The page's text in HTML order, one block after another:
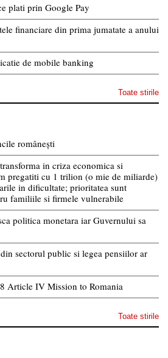
plati prin Google Pay
financiare din prima jumatate a anului
de mobile banking
Toate stirile
românești
in criza economica si
pregatiti cu 1 trilion (o mie de miliarde)
in dificultate; prioritatea sunt
familiile si firmele vulnerabile
politica monetara iar Guvernului sa
sectorul public si legea pensiilor ar
Article IV Mission to Romania
Toate stirile